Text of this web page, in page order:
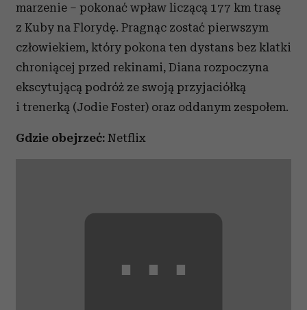
marzenie – pokonać wpław liczącą 177 km trasę
z Kuby na Florydę. Pragnąc zostać pierwszym
człowiekiem, który pokona ten dystans bez klatki
chroniącej przed rekinami, Diana rozpoczyna
ekscytującą podróż ze swoją przyjaciółką
i trenerką (Jodie Foster) oraz oddanym zespołem.
Gdzie obejrzeć: Netflix
⋯